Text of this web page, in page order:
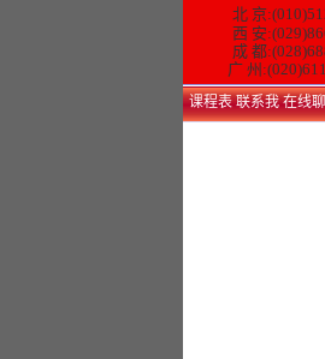
北 京
西 安
成 都
广 州
课程表 联系我 在线聊